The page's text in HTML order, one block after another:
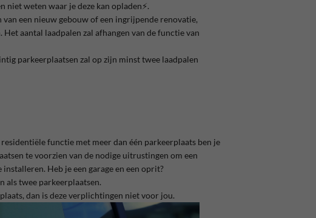
weten waar je deze kan opladen⚡️.
een nieuw gebouw of een ingrijpende renovatie,
aantal laadpalen zal afhangen van de functie van
parkeerplaatsen zal op zijn minst twee laadpalen
functie met meer dan één parkeerplaats ben je
te voorzien van de nodige uitrustingen om een
Heb je een garage en een oprit?
als twee parkeerplaatsen.
dan is deze verplichtingen niet voor jou.